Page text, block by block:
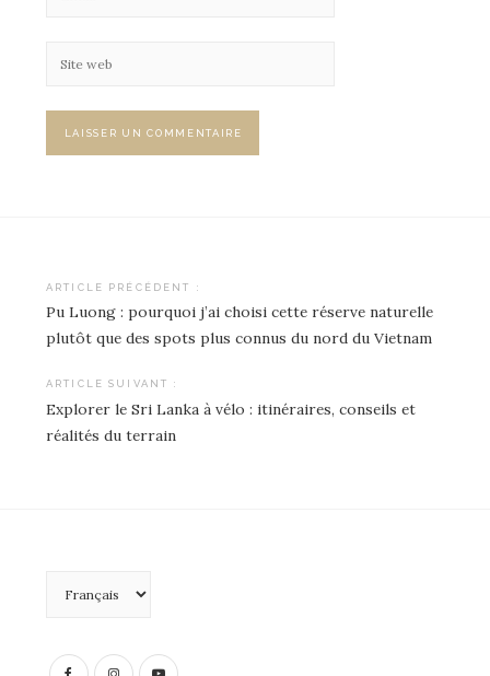
Navigation
l’article
ARTICLE PRÉCÉDENT :
Pu Luong : pourquoi j’ai choisi cette réserve naturelle
plutôt que des spots plus connus du nord du Vietnam
ARTICLE SUIVANT :
Explorer le Sri Lanka à vélo : itinéraires, conseils et
réalités du terrain
une